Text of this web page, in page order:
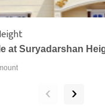
at Suryadarshan
‹ ›